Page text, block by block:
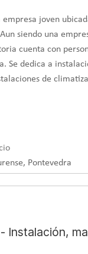
calefacción y
y
intervenir desde las
medida la
rejillas encima de
del pasillo con
rápida si fuera
de una
de
joven
siendo una
cuenta con
Se dedica a
de
Pontevedra
Instalación,